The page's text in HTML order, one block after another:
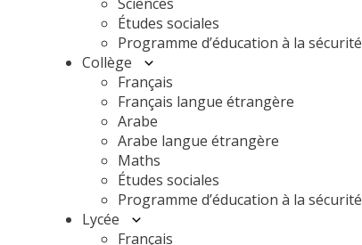
Études sociales
Programme d’éducation à la sécurité
Collège
Français
Français langue étrangère
Arabe
Arabe langue étrangère
Maths
Études sociales
Programme d’éducation à la sécurité
Lycée
Français